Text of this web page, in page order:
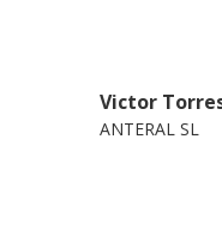
Victor
ANTERAL SL